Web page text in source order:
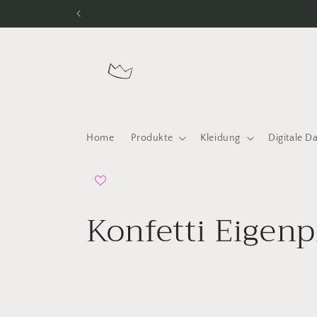
Inhalt
Home Produkte Kleidung Digitale
K
Konfetti